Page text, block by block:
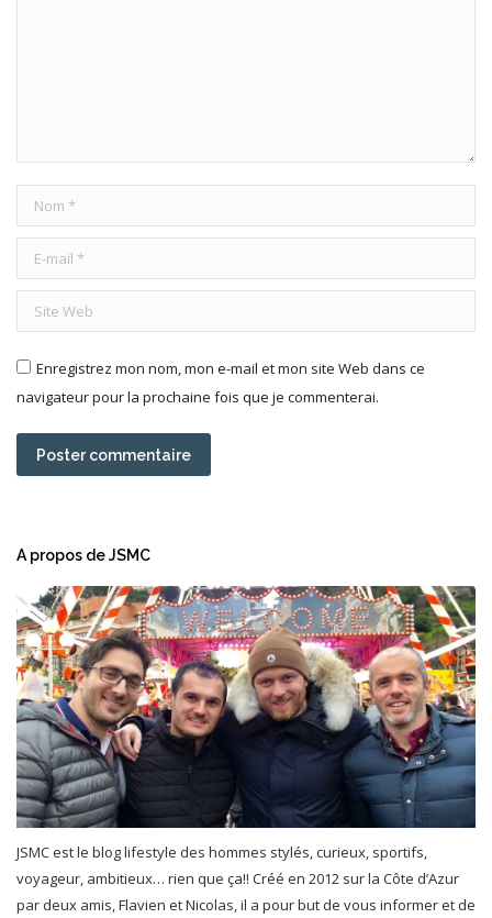
Nom *
E-mail *
Site Web
Enregistrez mon nom, mon e-mail et mon site Web dans ce
navigateur pour la prochaine fois que je commenterai.
Poster commentaire
A propos de JSMC
JSMC est le blog lifestyle des hommes stylés, curieux, sportifs,
voyageur, ambitieux… rien que ça!! Créé en 2012 sur la Côte d’Azur
par deux amis, Flavien et Nicolas, il a pour but de vous informer et de